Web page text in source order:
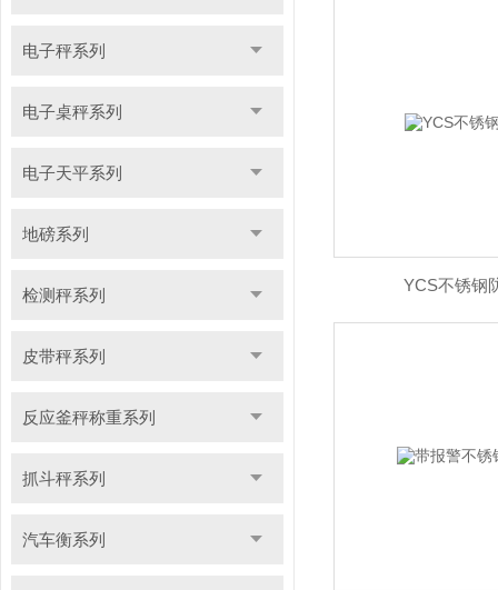
电子秤系列
电子桌秤系列
电子天平系列
地磅系列
检测秤系列
皮带秤系列
反应釜秤称重系列
抓斗秤系列
汽车衡系列
YCS不锈钢